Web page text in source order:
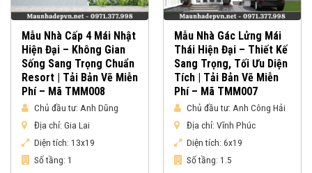
Mẫu Nhà Cấp 4 Mái Nhật
Hiện Đại – Không Gian
Sống Sang Trọng Chuẩn
Resort | Tải Bản Vẽ Miễn
Phí – Mã TMM008
Chủ đầu tư: Anh Dũng
Địa chỉ: Gia Lai
Diện tích: 13x19
Số tầng: 1
Mẫu Nhà Gác Lửng Mái
Thái Hiện Đại – Thiết Kế
Sang Trọng, Tối Ưu Diện
Tích | Tải Bản Vẽ Miễn
Phí – Mã TMM007
Chủ đầu tư: Anh Công Hải
Địa chỉ: Vĩnh Phúc
Diện tích: 6x19
Số tầng: 1.5